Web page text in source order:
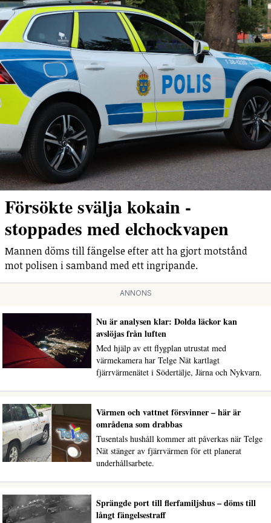
Försökte svälja kokain -
stoppades med elchockvapen
Mannen döms till fängelse efter att ha gjort motstånd
mot polisen i samband med ett ingripande.
ANNONS
Nu är analysen klar: Dolda läckor kan
avslöjas från luften
Med hjälp av ett flygplan utrustat med
värmekamera har Telge Nät kartlagt
fjärrvärmenätet i Södertälje, Järna och Nykvarn.
Värmen och vattnet försvinner – här är
områdena som drabbas
Tusentals hushåll kommer att påverkas när Telge
Nät stänger av fjärrvärmen för ett planerat
underhållsarbete.
Sprängde port till flerfamiljshus – döms till
långt fängelsestraff